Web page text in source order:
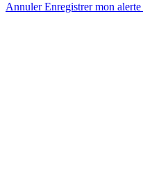
AnnulerEnregistrer mon alerte